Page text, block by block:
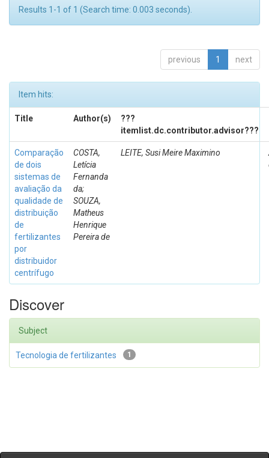
Results 1-1 of 1 (Search time: 0.003 seconds).
previous 1 next
Item hits:
Title Author(s)
???
itemlist.dc.contributor.advisor???
Comparação
de dois
sistemas de
avaliação da
qualidade de
distribuição
de
fertilizantes
por
distribuidor
centrífugo
COSTA,
Letícia
Fernanda
da;
SOUZA,
Matheus
Henrique
Pereira de
LEITE, Susi Meire Maximino
Discover
Subject
1
Tecnologia de fertilizantes